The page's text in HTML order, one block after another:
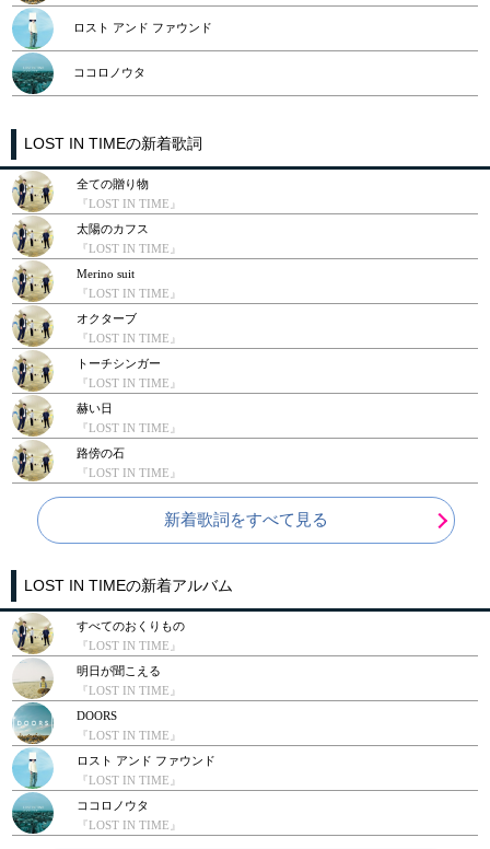
ロスト アンド ファウンド
ココロノウタ
LOST IN TIMEの新着歌詞
全ての贈り物
『LOST IN TIME』
太陽のカフス
『LOST IN TIME』
Merino suit
『LOST IN TIME』
オクターブ
『LOST IN TIME』
トーチシンガー
『LOST IN TIME』
赫い日
『LOST IN TIME』
路傍の石
『LOST IN TIME』
新着歌詞をすべて見る
LOST IN TIMEの新着アルバム
すべてのおくりもの
『LOST IN TIME』
明日が聞こえる
『LOST IN TIME』
DOORS
『LOST IN TIME』
ロスト アンド ファウンド
『LOST IN TIME』
ココロノウタ
『LOST IN TIME』